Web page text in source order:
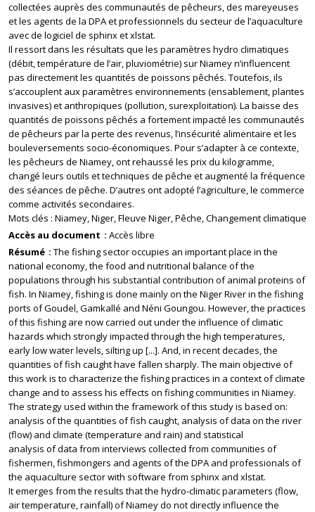
collectées auprès des communautés de pêcheurs, des mareyeuses
et les agents de la DPA et professionnels du secteur de l’aquaculture
avec de logiciel de sphinx et xlstat.
Il ressort dans les résultats que les paramètres hydro climatiques
(débit, température de l’air, pluviométrie) sur Niamey n’influencent
pas directement les quantités de poissons pêchés. Toutefois, ils
s’accouplent aux paramètres environnements (ensablement, plantes
invasives) et anthropiques (pollution, surexploitation). La baisse des
quantités de poissons pêchés a fortement impacté les communautés
de pêcheurs par la perte des revenus, l’insécurité alimentaire et les
bouleversements socio-économiques. Pour s’adapter à ce contexte,
les pêcheurs de Niamey, ont rehaussé les prix du kilogramme,
changé leurs outils et techniques de pêche et augmenté la fréquence
des séances de pêche. D’autres ont adopté l’agriculture, le commerce
comme activités secondaires.
Mots clés : Niamey, Niger, Fleuve Niger, Pêche, Changement climatique
Accès au document
Accès libre
Résumé
The fishing sector occupies an important place in the
national economy, the food and nutritional balance of the
populations through his substantial contribution of animal proteins of
fish. In Niamey, fishing is done mainly on the Niger River in the fishing
ports of Goudel, Gamkallé and Néni Goungou. However, the practices
of this fishing are now carried out under the influence of climatic
hazards which strongly impacted through the high temperatures,
early low water levels, silting up [...]. And, in recent decades, the
quantities of fish caught have fallen sharply. The main objective of
this work is to characterize the fishing practices in a context of climate
change and to assess his effects on fishing communities in Niamey.
The strategy used within the framework of this study is based on:
analysis of the quantities of fish caught, analysis of data on the river
(flow) and climate (temperature and rain) and statistical
analysis of data from interviews collected from communities of
fishermen, fishmongers and agents of the DPA and professionals of
the aquaculture sector with software from sphinx and xlstat.
It emerges from the results that the hydro-climatic parameters (flow,
air temperature, rainfall) of Niamey do not directly influence the